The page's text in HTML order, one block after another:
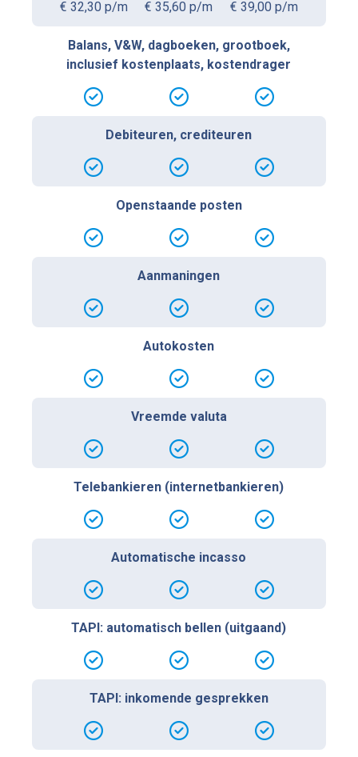
€ 32,30 p/m € 35,60 p/m € 39,00 p/m
Balans, V&W, dagboeken, grootboek,
inclusief kostenplaats, kostendrager
Debiteuren, crediteuren
Openstaande posten
Aanmaningen
Autokosten
Vreemde valuta
Telebankieren (internetbankieren)
Automatische incasso
TAPI: automatisch bellen (uitgaand)
TAPI: inkomende gesprekken